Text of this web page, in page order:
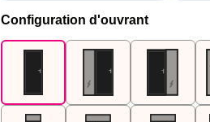
Configuration d'ouvrant